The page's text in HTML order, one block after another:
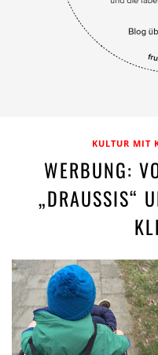
KULTUR MIT
WERBUNG:
„DRAUSSIS“